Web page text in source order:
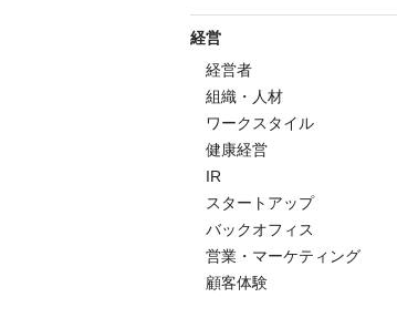
経営
経営者
組織・人材
ワークスタイル
健康経営
IR
スタートアップ
バックオフィス
営業・マーケティング
顧客体験